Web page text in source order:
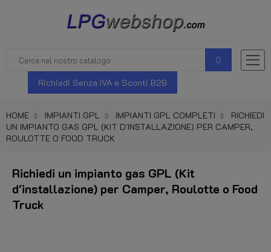
Richiedi Senza IVA e Sconti B2B
HOME IMPIANTI GPL IMPIANTI GPL COMPLETI
RICHIEDI
UN IMPIANTO GAS GPL (KIT D'INSTALLAZIONE) PER CAMPER,
ROULOTTE O FOOD TRUCK
Richiedi un impianto gas GPL (Kit
d'installazione) per Camper, Roulotte o Food
Truck